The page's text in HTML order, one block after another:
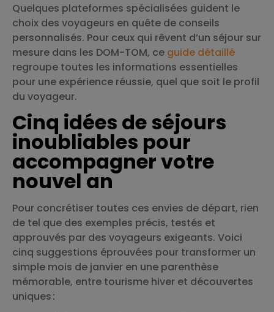
Quelques plateformes spécialisées guident le
choix des voyageurs en quête de conseils
personnalisés. Pour ceux qui rêvent d’un séjour sur
mesure dans les DOM-TOM, ce guide détaillé
regroupe toutes les informations essentielles
pour une expérience réussie, quel que soit le profil
du voyageur.
Cinq idées de séjours
inoubliables pour
accompagner votre
nouvel an
Pour concrétiser toutes ces envies de départ, rien
de tel que des exemples précis, testés et
approuvés par des voyageurs exigeants. Voici
cinq suggestions éprouvées pour transformer un
simple mois de janvier en une parenthèse
mémorable, entre tourisme hiver et découvertes
uniques :